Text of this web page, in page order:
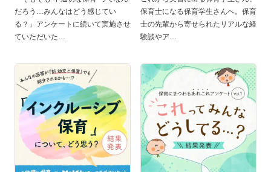
だろう…みんなはどう感じてい
る？」アンケートに続いて実施させ
ていただいた
保育士になる保育学生さんへ。保育
士の先輩から寄せられたリアルな経
験談やア